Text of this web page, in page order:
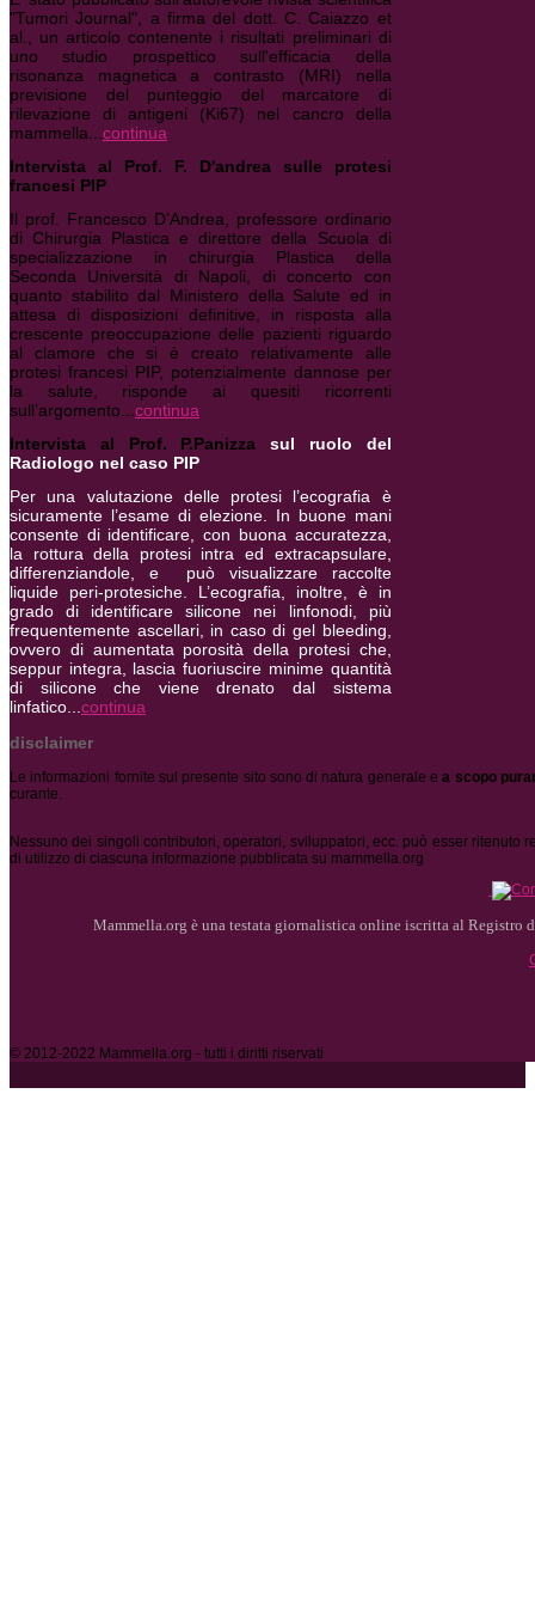
"Tumori Journal", a firma del dott. C. Caiazzo et
al., un articolo contenente i risultati preliminari di
uno studio prospettico sull'efficacia della
risonanza magnetica a contrasto (MRI) nella
previsione del punteggio del marcatore di
rilevazione di antigeni (Ki67) nel cancro della
mammella... continua
Intervista al Prof. F. D'andrea sulle protesi
francesi PIP
Il prof. Francesco D’Andrea, professore ordinario
di Chirurgia Plastica e direttore della Scuola di
specializzazione in chirurgia Plastica della
Seconda Università di Napoli, di concerto con
quanto stabilito dal Ministero della Salute ed in
attesa di disposizioni definitive, in risposta alla
crescente preoccupazione delle pazienti riguardo
al clamore che si è creato relativamente alle
protesi francesi PIP, potenzialmente dannose per
la salute, risponde ai quesiti ricorrenti
sull’argomento... continua
Intervista al Prof. P.Panizzasul ruolo del
Radiologo nel caso PIP
Per una valutazione delle protesi l’ecografia è
sicuramente l’esame di elezione. In buone mani
consente di identificare, con buona accuratezza,
la rottura della protesi intra ed extracapsulare,
differenziandole, e può visualizzare raccolte
liquide peri-protesiche. L’ecografia, inoltre, è in
grado di identificare silicone nei linfonodi, più
frequentemente ascellari, in caso di gel bleeding,
ovvero di aumentata porosità della protesi che,
seppur integra, lascia fuoriuscire minime quantità
di silicone che viene drenato dal sistema
linfatico... continua
disclaimer
Le informazioni fornite sul presente sito sono di natura generale ea scopo
curante.
Nessuno dei singoli contributori, operatori, sviluppatori, ecc. può esser
di utilizzo di ciascuna informazione pubblicata su mammella.org
Mammella.org è una testata giornalistica online iscritta al
© 2012-2022 Mammella.org - tutti i diritti riservati